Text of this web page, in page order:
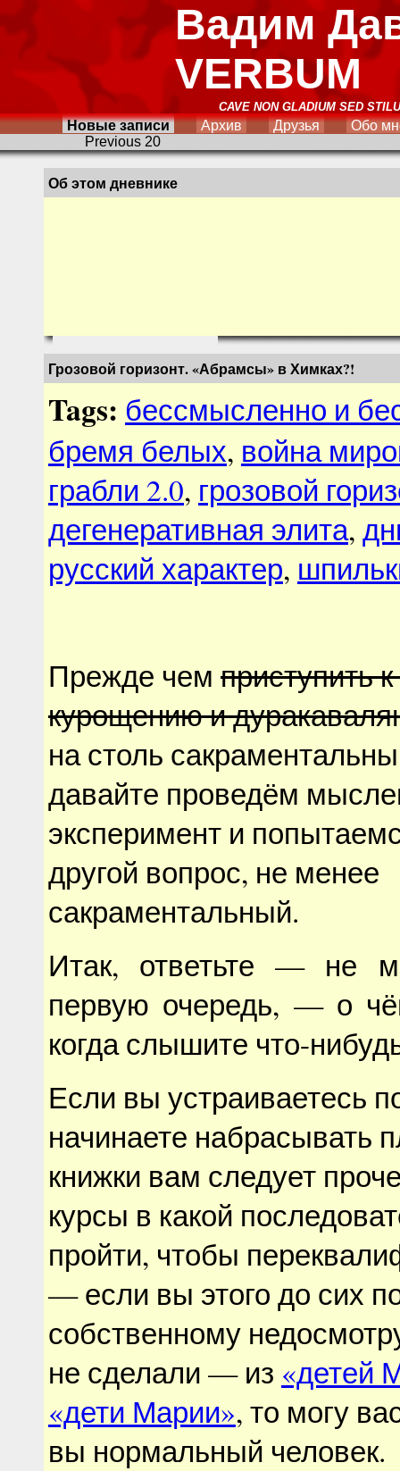
Вадим
VERBUM
CAVE NON GLADIUM SED
Новые записи Архив Друзья
Обо
Previous 20
Об этом дневнике
Грозовой горизонт. «Абрамсы» в Химках?!
Tags: бессмысленно и
бремя белых, война
грабли 2.0, грозовой
дегенеративная элита,
русский характер,
Прежде чем приступить
курощению и
на столь
давайте проведём
эксперимент и
другой вопрос, не менее
сакраментальный.
Итак, ответьте — не
первую очередь, — о
когда слышите что-
Если вы устраиваетесь
начинаете набрасывать
книжки вам следует
курсы в какой
пройти, чтобы
— если вы этого до сих
собственному
не сделали — из «детей
«дети Марии», то могу
вы нормальный человек.